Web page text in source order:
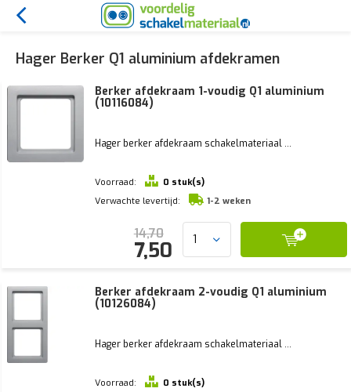
Hager Berker Q1 aluminium afdekramen
Berker afdekraam 1-voudig Q1 aluminium
(10116084)
Hager berker afdekraam schakelmateriaal ...
Voorraad:
0 stuk(s)
Verwachte levertijd:
1-2 weken
14,70
7,50
Berker afdekraam 2-voudig Q1 aluminium
(10126084)
Hager berker afdekraam schakelmateriaal ...
Voorraad:
0 stuk(s)